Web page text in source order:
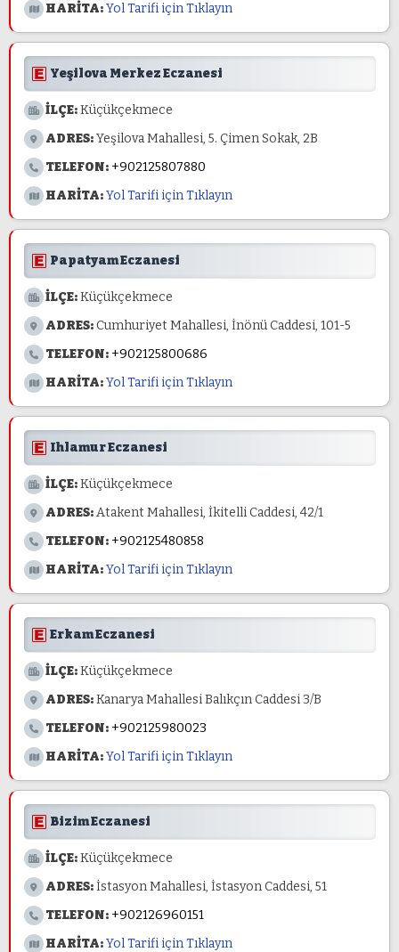
HARİTA:Yol Tarifi için Tıklayın
Yeşilova Merkez Eczanesi
İLÇE:Küçükçekmece
ADRES:Yeşilova Mahallesi, 5. Çimen Sokak, 2B
TELEFON: +902125807880
HARİTA:Yol Tarifi için Tıklayın
Papatyam Eczanesi
İLÇE:Küçükçekmece
ADRES:Cumhuriyet Mahallesi, İnönü Caddesi, 101-5
TELEFON: +902125800686
HARİTA:Yol Tarifi için Tıklayın
Ihlamur Eczanesi
İLÇE:Küçükçekmece
ADRES:Atakent Mahallesi, İkitelli Caddesi, 42/1
TELEFON: +902125480858
HARİTA:Yol Tarifi için Tıklayın
Erkam Eczanesi
İLÇE:Küçükçekmece
ADRES:Kanarya Mahallesi Balıkçın Caddesi 3/B
TELEFON: +902125980023
HARİTA:Yol Tarifi için Tıklayın
Bizim Eczanesi
İLÇE:Küçükçekmece
ADRES:İstasyon Mahallesi, İstasyon Caddesi, 51
TELEFON: +902126960151
HARİTA:Yol Tarifi için Tıklayın